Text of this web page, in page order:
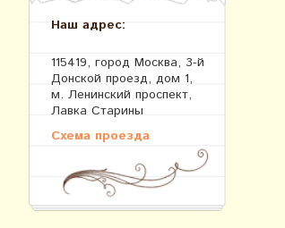
Наш адрес:
115419, город Москва, 3-й
Донской проезд, дом 1,
м. Ленинский проспект,
Лавка Старины
Схема проезда